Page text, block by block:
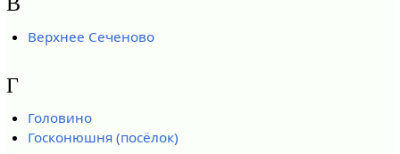
Верхнее Сеченово
Г
Головино
Госконюшня (посёлок)